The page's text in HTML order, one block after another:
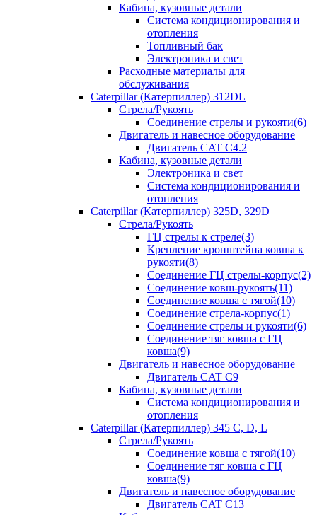
Кабина, кузовные детали
Система кондиционирования и
отопления
Топливный бак
Электроника и свет
Расходные материалы для
обслуживания
Caterpillar (Катерпиллер) 312DL
Стрела/Рукоять
Соединение стрелы и рукояти(6)
Двигатель и навесное оборудование
Двигатель CAT С4.2
Кабина, кузовные детали
Электроника и свет
Система кондиционирования и
отопления
Caterpillar (Катерпиллер) 325D, 329D
Стрела/Рукоять
ГЦ стрелы к стреле(3)
Крепление кронштейна ковша к
рукояти(8)
Соединение ГЦ стрелы-корпус(2)
Соединение ковш-рукоять(11)
Соединение ковша с тягой(10)
Соединение стрела-корпус(1)
Соединение стрелы и рукояти(6)
Соединение тяг ковша с ГЦ
ковша(9)
Двигатель и навесное оборудование
Двигатель CAT C9
Кабина, кузовные детали
Система кондиционирования и
отопления
Caterpillar (Катерпиллер) 345 C, D, L
Стрела/Рукоять
Соединение ковша с тягой(10)
Соединение тяг ковша с ГЦ
ковша(9)
Двигатель и навесное оборудование
Двигатель CAT C13